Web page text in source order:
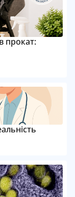
прокат: